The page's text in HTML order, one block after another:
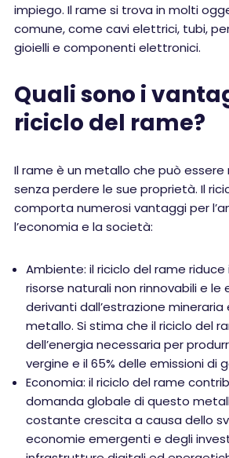
impiego. Il rame si trova in molti
comune, come cavi elettrici, tubi,
gioielli e componenti elettronici.
Quali sono i
riciclo del rame?
Il rame è un metallo che può essere
senza perdere le sue proprietà. Il
comporta numerosi vantaggi per
l’economia e la società:
Ambiente: il riciclo del rame
risorse naturali non rinnovabili e le
derivanti dall’estrazione
metallo. Si stima che il riciclo del
dell’energia necessaria per
vergine e il 65% delle emissioni di
Economia: il riciclo del rame
domanda globale di questo
costante crescita a causa dello
economie emergenti e degli